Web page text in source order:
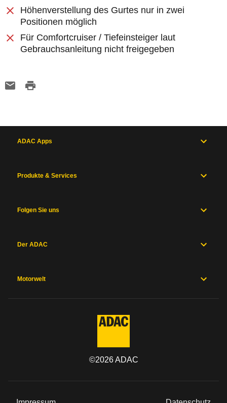
Höhenverstellung des Gurtes nur in zwei
Positionen möglich
Für Comfortcruiser / Tiefeinsteiger laut
Gebrauchsanleitung nicht freigegeben
ADAC Apps
Produkte & Services
Folgen Sie uns
Der ADAC
Motorwelt
©2026ADAC